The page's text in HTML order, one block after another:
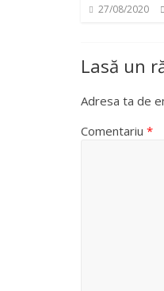
27/08/2020
Lasă un
Adresa ta de
Comentariu *